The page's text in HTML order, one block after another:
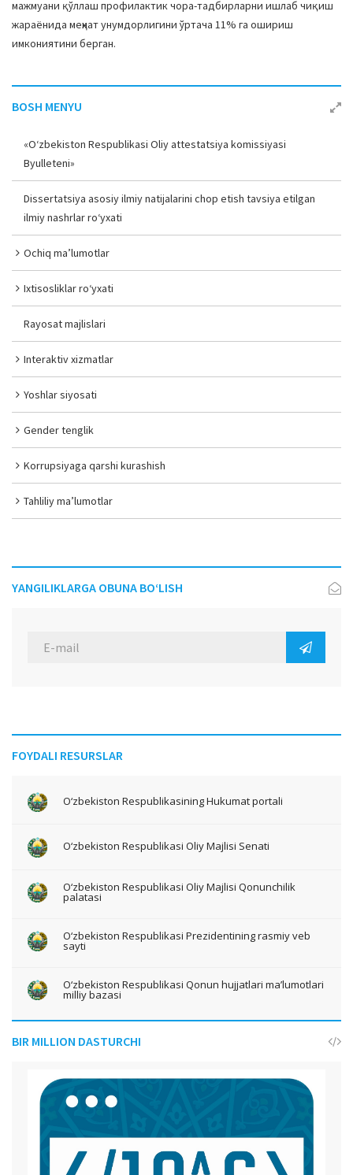
мажмуани қўллаш профилактик чора-тадбирларни ишлаб чиқиш
жараёнида меҳнат унумдорлигини ўртача 11% га ошириш
имкониятини берган.
BOSH MENYU
«O‘zbekiston Respublikasi Oliy attestatsiya komissiyasi
Byulleteni»
Dissertatsiya asosiy ilmiy natijalarini chop etish tavsiya etilgan
ilmiy nashrlar ro‘yxati
Ochiq ma’lumotlar
Ixtisosliklar ro‘yxati
Rayosat majlislari
Interaktiv xizmatlar
Yoshlar siyosati
Gender tenglik
Korrupsiyaga qarshi kurashish
Tahliliy ma’lumotlar
YANGILIKLARGA OBUNA BO‘LISH
FOYDALI RESURSLAR
O‘zbekiston Respublikasining Hukumat portali
O‘zbekiston Respublikasi Oliy Majlisi Senati
O‘zbekiston Respublikasi Oliy Majlisi Qonunchilik
palatasi
O‘zbekiston Respublikasi Prezidentining rasmiy veb
sayti
O‘zbekiston Respublikasi Qonun hujjatlari ma’lumotlari
milliy bazasi
BIR MILLION DASTURCHI